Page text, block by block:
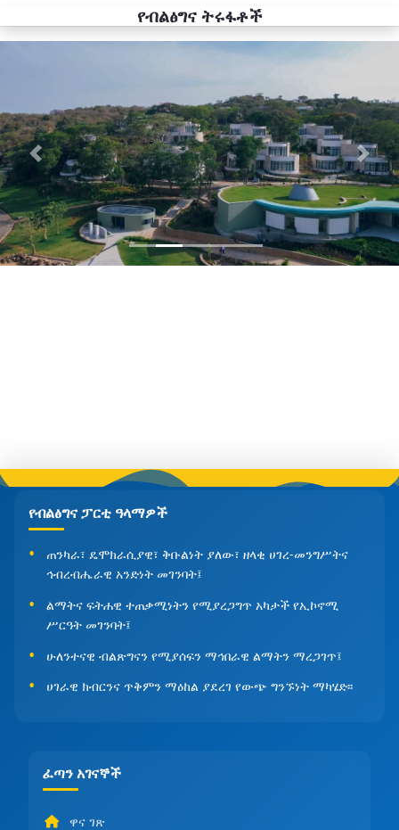
የብልፅግና ትሩፋቶች
Previous Next
የብልፅግና ፓርቲ ዓላማዎች
ጠንካራ፣ ዴሞክራሲያዊ፣ ቅቡልነት ያለው፣ ዘላቂ ሀገረ-መንግሥትና
ኅብረብሔራዊ አንድነት መገንባት፤
ልማትና ፍትሐዊ ተጠቃሚነትን የሚያረጋግጥ አካታች የኢኮኖሚ
ሥርዓት መገንባት፤
ሁለንተናዊ ብልጽግናን የሚያሰፍን ማኅበራዊ ልማትን ማረጋገጥ፤
ሀገራዊ ክብርንና ጥቅምን ማዕከል ያደረገ የውጭ ግንኙነት ማካሄድ፡፡
ፈጣን አገናኞች
ዋና ገጽ